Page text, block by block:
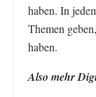
haben. In
Themen
haben.
Also mehr